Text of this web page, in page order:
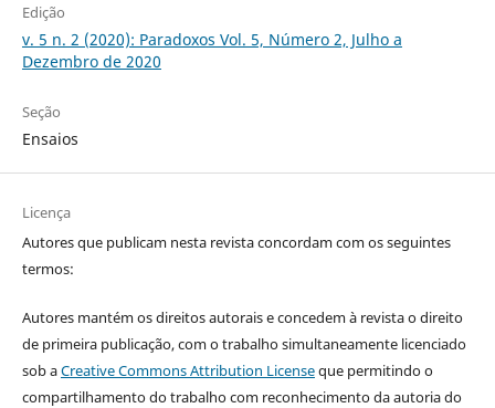
Edição
v. 5 n. 2 (2020): Paradoxos Vol. 5, Número 2, Julho a
Dezembro de 2020
Seção
Ensaios
Licença
Autores que publicam nesta revista concordam com os seguintes
termos:
Autores mantém os direitos autorais e concedem à revista o direito
de primeira publicação, com o trabalho simultaneamente licenciado
sob aCreative Commons Attribution Licenseque permitindo o
compartilhamento do trabalho com reconhecimento da autoria do